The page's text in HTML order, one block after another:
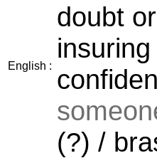
English :
doubt
(?) /